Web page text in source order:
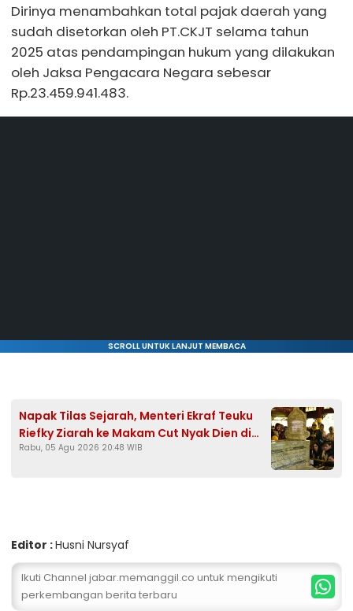
Dirinya menambahkan total pajak daerah yang
sudah disetorkan oleh PT.CKJT selama tahun
2025 atas pendampingan hukum yang dilakukan
oleh Jaksa Pengacara Negara sebesar
Rp.23.459.941.483.
SCROLL UNTUK LANJUT MEMBACA
Napak Tilas Sejarah, Menteri Ekraf Teuku
Riefky Ziarah ke Makam Cut Nyak Dien di
Sumedang
Rabu, 05 Agu 2026 20:48 WIB
Editor :Husni Nursyaf
Ikuti Channel jabar.memanggil.co untuk mengikuti
perkembangan berita terbaru